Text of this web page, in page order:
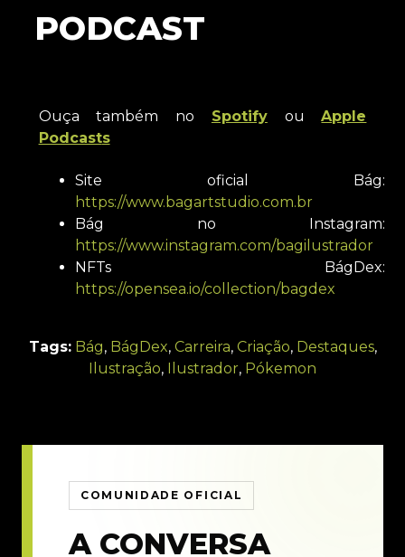
PODCAST
Ouça também no SpotifyouApple
Podcasts
Site oficial Bág:
https://www.bagartstudio.com.br
Bág no Instagram:
https://www.instagram.com/bagilustrador
NFTs BágDex:
https://opensea.io/collection/bagdex
Tags: Bág, BágDex, Carreira, Criação, Destaques,
Ilustração, Ilustrador, Pókemon
COMUNIDADE OFICIAL
A CONVERSA